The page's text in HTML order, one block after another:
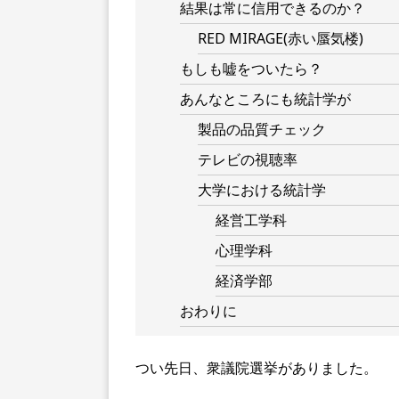
結果は常に信用できるのか？
RED MIRAGE(赤い蜃気楼)
もしも嘘をついたら？
あんなところにも統計学が
製品の品質チェック
テレビの視聴率
大学における統計学
経営工学科
心理学科
経済学部
おわりに
つい先日、衆議院選挙がありました。